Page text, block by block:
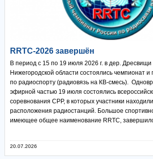
RRTC-2026 завершён
В период с 15 по 19 июля 2026 г. в дер. Дресвищи
Нижегородской области состоялись чемпионат и
по радиоспорту (радиовязь на КВ-смесь).
эфирной частью 19 июля состоялись
соревнования СРР, в которых участники
расположения радиостанций. Большое
имеющее общее наименование RRTC,
20.07.2026